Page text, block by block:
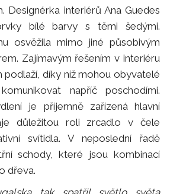
Designérka interiérů Ana Guedes
bílé barvy s těmi šedými.
osvěžila mimo jiné působivým
Zajímavým řešením v interiéru
podlaží, díky níž mohou obyvatelé
napříč poschodími.
je příjemně zařízená hlavní
důležitou roli zrcadlo v čele
svítidla. V neposlední řadě
schody, které jsou kombinací
dřeva.